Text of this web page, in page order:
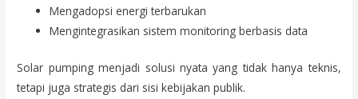
Mengadopsi energi terbarukan
Mengintegrasikan sistem monitoring berbasis data
Solar pumping menjadi solusi nyata yang tidak hanya teknis,
tetapi juga strategis dari sisi kebijakan publik.